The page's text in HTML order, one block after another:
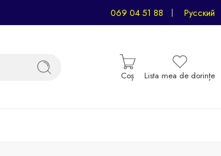
069 04 51 88 Русский
Coș Lista mea de dorințe